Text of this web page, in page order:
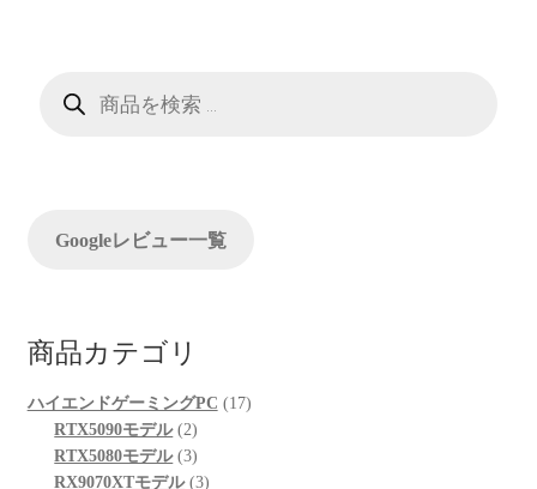
シ
Googleレビュー一覧
商品カテゴリ
ハイエンドゲーミングPC 1717
RTX5090モデル 22
個
の
RTX5080モデル 33
個
RX9070XTモデル 33